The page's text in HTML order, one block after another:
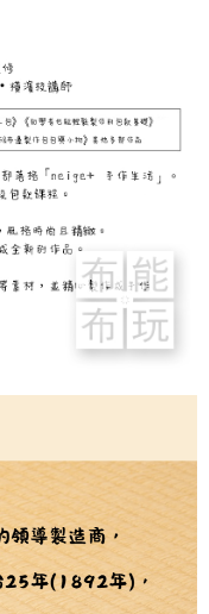
人之同意方可使用
失，本公司不負相關責
之用戶狀況，依本公司即
形，本公司將視審查結果
額度並採取法律行動。